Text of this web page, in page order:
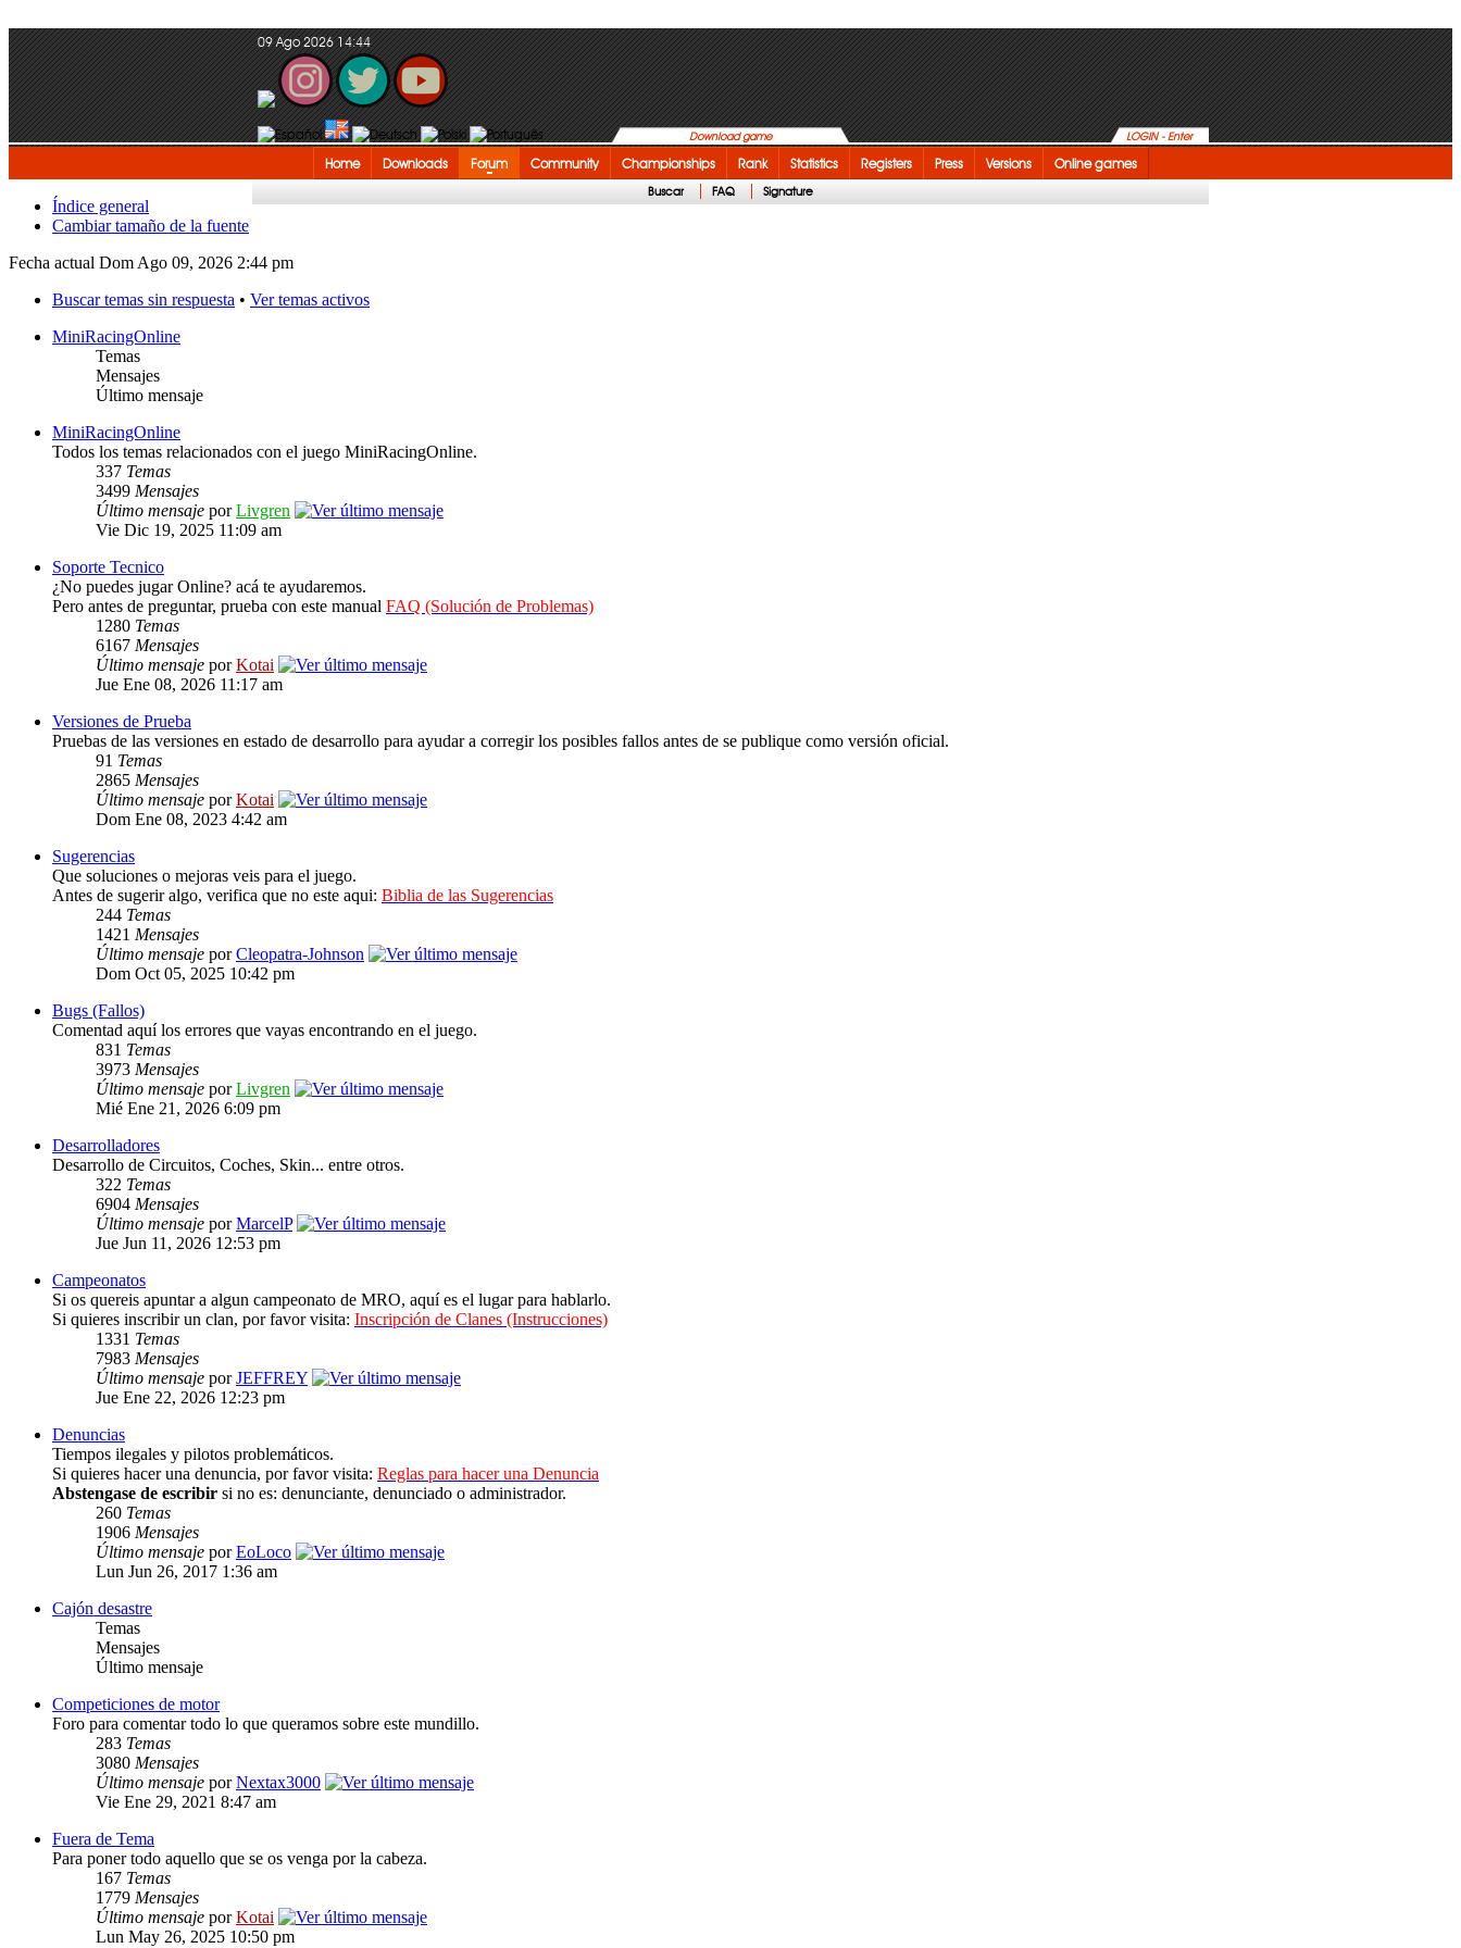
09 Ago 2026 14:44
Download game LOGIN - Enter
Home Downloads Forum Community Championships Rank Statistics Registers Press Versions Online games
Buscar FAQ Signature
Índice general
Cambiar tamaño de la fuente
Fecha actual Dom Ago 09, 2026 2:44 pm
Buscar temas sin respuesta • Ver temas activos
MiniRacingOnline
Temas
Mensajes
Último mensaje
MiniRacingOnline
Todos los temas relacionados con el juego MiniRacingOnline.
337 Temas
3499 Mensajes
Último mensaje porLivgren
Vie Dic 19, 2025 11:09 am
Soporte Tecnico
¿No puedes jugar Online? acá te ayudaremos.
Pero antes de preguntar, prueba con este manual FAQ (Solución de Problemas)
1280 Temas
6167 Mensajes
Último mensaje porKotai
Jue Ene 08, 2026 11:17 am
Versiones de Prueba
Pruebas de las versiones en estado de desarrollo para ayudar a corregir los posibles fallos antes de se publique como versión oficial.
91 Temas
2865 Mensajes
Último mensaje porKotai
Dom Ene 08, 2023 4:42 am
Sugerencias
Que soluciones o mejoras veis para el juego.
Antes de sugerir algo, verifica que no este aqui: Biblia de las Sugerencias
244 Temas
1421 Mensajes
Último mensaje porCleopatra-Johnson
Dom Oct 05, 2025 10:42 pm
Bugs (Fallos)
Comentad aquí los errores que vayas encontrando en el juego.
831 Temas
3973 Mensajes
Último mensaje porLivgren
Mié Ene 21, 2026 6:09 pm
Desarrolladores
Desarrollo de Circuitos, Coches, Skin... entre otros.
322 Temas
6904 Mensajes
Último mensaje porMarcelP
Jue Jun 11, 2026 12:53 pm
Campeonatos
Si os quereis apuntar a algun campeonato de MRO, aquí es el lugar para hablarlo.
Si quieres inscribir un clan, por favor visita: Inscripción de Clanes (Instrucciones)
1331 Temas
7983 Mensajes
Último mensaje porJEFFREY
Jue Ene 22, 2026 12:23 pm
Denuncias
Tiempos ilegales y pilotos problemáticos.
Si quieres hacer una denuncia, por favor visita: Reglas para hacer una Denuncia
Abstengase de escribir si no es: denunciante, denunciado o administrador.
260 Temas
1906 Mensajes
Último mensaje porEoLoco
Lun Jun 26, 2017 1:36 am
Cajón desastre
Temas
Mensajes
Último mensaje
Competiciones de motor
Foro para comentar todo lo que queramos sobre este mundillo.
283 Temas
3080 Mensajes
Último mensaje porNextax3000
Vie Ene 29, 2021 8:47 am
Fuera de Tema
Para poner todo aquello que se os venga por la cabeza.
167 Temas
1779 Mensajes
Último mensaje porKotai
Lun May 26, 2025 10:50 pm